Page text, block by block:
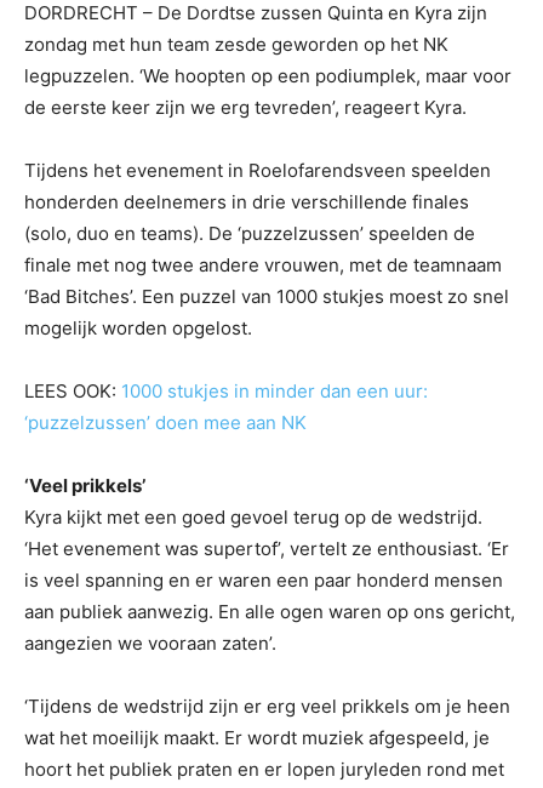
DORDRECHT – De Dordtse zussen Quinta en Kyra zijn
zondag met hun team zesde geworden op het NK
legpuzzelen. ‘We hoopten op een podiumplek, maar voor
de eerste keer zijn we erg tevreden’, reageert Kyra.
Tijdens het evenement in Roelofarendsveen speelden
honderden deelnemers in drie verschillende finales
(solo, duo en teams). De ‘puzzelzussen’ speelden de
finale met nog twee andere vrouwen, met de teamnaam
‘Bad Bitches’. Een puzzel van 1000 stukjes moest zo snel
mogelijk worden opgelost.
LEES OOK: 1000 stukjes in minder dan een uur:
‘puzzelzussen’ doen mee aan NK
‘Veel prikkels’
Kyra kijkt met een goed gevoel terug op de wedstrijd.
‘Het evenement was supertof’, vertelt ze enthousiast. ‘Er
is veel spanning en er waren een paar honderd mensen
aan publiek aanwezig. En alle ogen waren op ons gericht,
aangezien we vooraan zaten’.
‘Tijdens de wedstrijd zijn er erg veel prikkels om je heen
wat het moeilijk maakt. Er wordt muziek afgespeeld, je
hoort het publiek praten en er lopen juryleden rond met